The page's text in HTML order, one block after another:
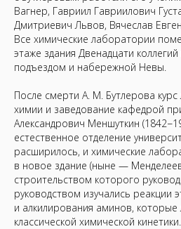
Вагнер, Гавриил Гавриилович
Дмитриевич Львов, Вячеслав
Все химические лаборатории
этаже здания Двенадцати
подъездом и набережной Невы.
После смерти А. М. Бутлерова
химии и заведование кафедрой
Александрович Меншуткин
естественное отделение
расширилось, и химические
в новое здание (ныне —
строительством которого
руководством изучались реакции
и алкилирования аминов, которые
классической химической кинетики.